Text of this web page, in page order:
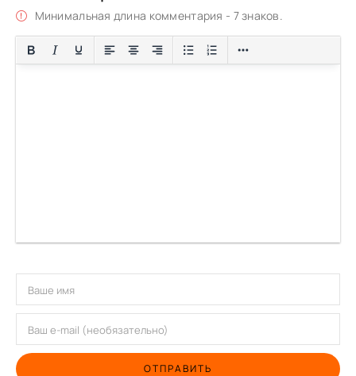
Минимальная длина комментария - 7 знаков.
ОТПРАВИТЬ